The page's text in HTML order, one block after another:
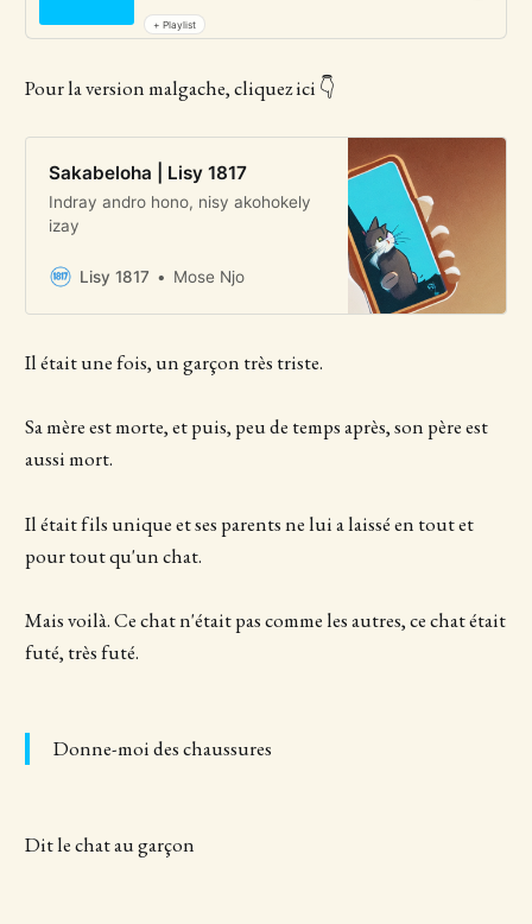
+ Playlist
Pour la version malgache, cliquez ici 👇
Sakabeloha | Lisy 1817
Indray andro hono, nisy akohokely
izay
Lisy 1817 Mose Njo
Il était une fois, un garçon très triste.
Sa mère est morte, et puis, peu de temps après, son père est
aussi mort.
Il était fils unique et ses parents ne lui a laissé en tout et
pour tout qu'un chat.
Mais voilà. Ce chat n'était pas comme les autres, ce chat était
futé, très futé.
Donne-moi des chaussures
Dit le chat au garçon